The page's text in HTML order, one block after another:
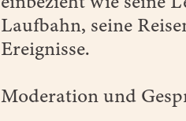
Laufbahn, seine
Ereignisse.
Moderation und